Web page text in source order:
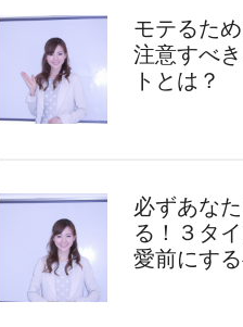
モテるた
注意すべ
トとは？
必ずあな
る！３タ
愛前にす